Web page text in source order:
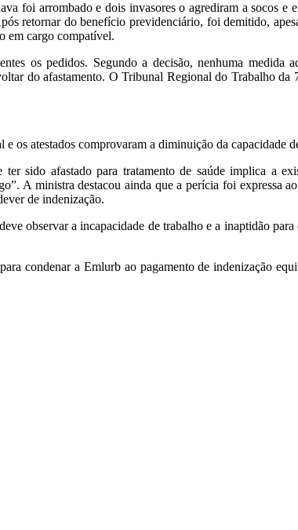
foi arrombado e dois invasores o agrediram a socos
retornar do benefício previdenciário, foi demitido,
em cargo compatível.
os pedidos. Segundo a decisão, nenhuma medida
do afastamento. O Tribunal Regional do Trabalho da
os atestados comprovaram a diminuição da capacidade
sido afastado para tratamento de saúde implica a
A ministra destacou ainda que a perícia foi expressa
de indenização.
observar a incapacidade de trabalho e a inaptidão
condenar a Emlurb ao pagamento de indenização